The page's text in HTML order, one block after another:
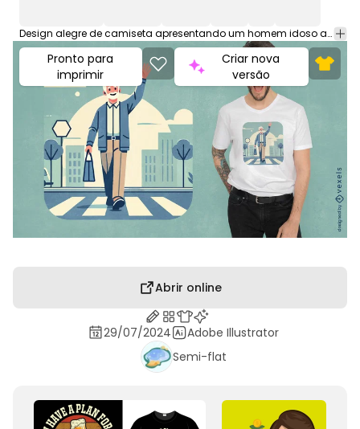
Design alegre de camiseta apresentando um homem idoso atravessando alegremente uma rua com uma pasta na mão, contra um fundo de paisagem urbana. Use este design pronto para impressão para camisetas, moletons e outros produtos comerciais. Elegível para uso em plataformas POD como Merch by Amazon, Teespring, Redbubble, Printful e muito mais.
Pronto para
imprimir
Criar nova
versão
Abrir online
29/07/2024
Adobe Illustrator
Semi-flat